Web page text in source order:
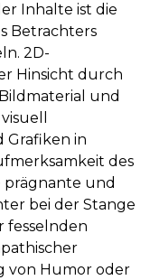
Inhalte ist die
Betrachters
2D-
Hinsicht durch
und
Grafiken in
des
prägnante und
bei der Stange
fesselnden
von Humor oder